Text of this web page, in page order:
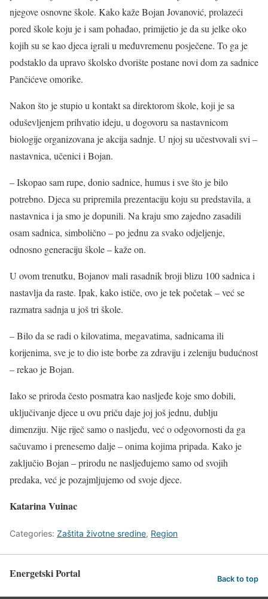
njegove osnovne škole. Kako kaže Bojan Jovanović, prolazeći
pored škole koju je i sam pohađao, primijetio je da su jelke oko
kojih su se kao djeca igrali u međuvremenu posječene. To ga je
podstaklo da upravo školsko dvorište postane novi dom za sadnice
Pančićeve omorike.
Nakon što je stupio u kontakt sa direktorom škole, koji je sa
oduševljenjem prihvatio ideju, u dogovoru sa nastavnicom
biologije organizovana je akcija sadnje. U njoj su učestvovali svi –
nastavnica, učenici i Bojan.
– Iskopao sam rupe, donio sadnice, humus i sve što je bilo
potrebno. Djeca su pripremila prezentaciju koju su predstavila, a
nastavnica i ja smo je dopunili. Na kraju smo zajedno zasadili
osam sadnica, simbolično – po jednu za svako odjeljenje,
odnosno generaciju škole – kaže on.
U ovom trenutku, Bojanov mali rasadnik broji blizu 100 sadnica i
nastavlja da raste. Ipak, kako ističe, ovo je tek početak – već se
razmatra sadnja u još tri škole.
– Bilo da se radi o kilovatima, megavatima, sadnicama ili
korijenima, sve je to dio iste borbe za zdraviju i zeleniju budućnost
– rekao je Bojan.
Iako se priroda često posmatra kao nasljeđe koje smo dobili,
uključivanje djece u ovu priču daje joj još jednu, dublju
dimenziju. Nije riječ samo o nasljeđu, već o odgovornosti da ga
sačuvamo i prenesemo dalje – onima kojima pripada. Kako je
zaključio Bojan – prirodu ne nasljeđujemo samo od svojih
predaka, već je pozajmljujemo od svoje djece.
Katarina Vuinac
Categories: Zaštita životne sredine, Region
Energetski Portal Back to top